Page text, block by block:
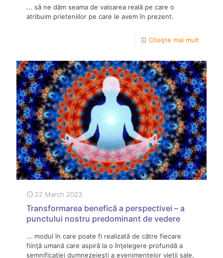
... să ne dăm seama de valoarea reală pe care o
atribuim prieteniilor pe care le avem în prezent.
Citește mai mult
22 March 2023
Transformarea benefică a perspectivei – a
punctului nostru predominant de vedere
... modul în care poate fi realizată de către fiecare
fiinţă umană care aspiră la o înţelegere profundă a
semnificaţiei dumnezeieşti a evenimentelor vieţii sale,